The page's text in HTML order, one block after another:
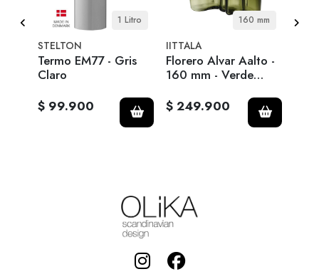
1 Litro
STELTON
Termo EM77 - Gris
Claro
$ 99.900
160 mm
IITTALA
Florero Alvar Aalto -
160 mm - Verde
$ 249.900